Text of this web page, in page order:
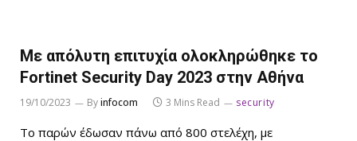
Με απόλυτη επιτυχία ολοκληρώθηκε το
Fortinet Security Day 2023 στην Αθήνα
19/10/2023 Byinfocom 3 Mins Read security
Το παρών έδωσαν πάνω από 800 στελέχη, με